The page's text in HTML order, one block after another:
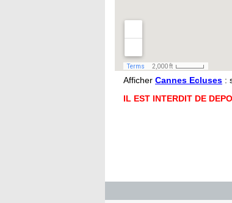
Afficher Cannes Ecluses :
IL EST INTERDIT DE